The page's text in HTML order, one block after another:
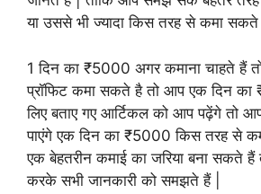
या उससे भी ज्यादा किस तरह से कमा सकते
1 दिन का ₹5000 अगर कमाना चाहते हैं
प्रॉफिट कमा सकते है तो आप एक दिन
लिए बताए गए आर्टिकल को आप पढ़ेंगे तो
पाएंगे एक दिन का ₹5000 किस तरह से
एक बेहतरीन कमाई का जरिया बना सकते
करके सभी जानकारी को समझते हैं |